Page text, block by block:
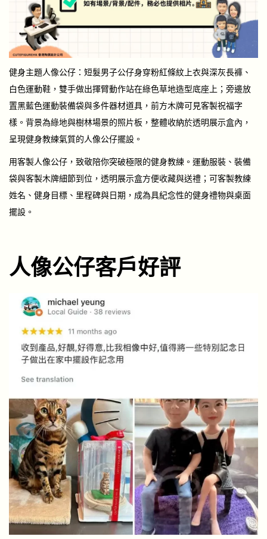
健身主題人像公仔：短髮男子公仔身穿粉紅條紋上衣與深灰長褲、
白色運動鞋，雙手做出揮臂動作站在綠色草地造型底座上；旁邊放
置黑藍色運動裝備袋與多件器材道具，前方木牌可見客製祝福字
樣。背景為綠地與樹林場景的照片板，整體收納於透明展示盒內，
呈現健身教練氣質的人像公仔擺設。
用客製人像公仔，致敬陪你突破極限的健身教練。運動服裝、裝備
袋與客製木牌細節到位，透明展示盒方便收藏與送禮；可客製教練
姓名、健身目標、里程碑與日期，成為具紀念性的健身禮物與桌面
擺設。
人像公仔客戶好評